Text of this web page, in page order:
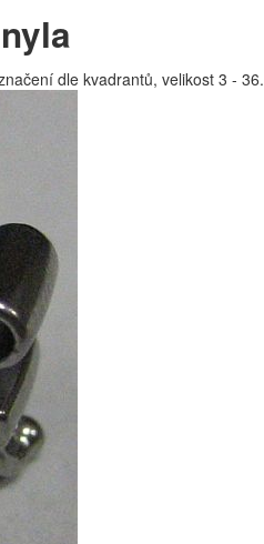
dle kvadrantů, velikost 3 - 36.